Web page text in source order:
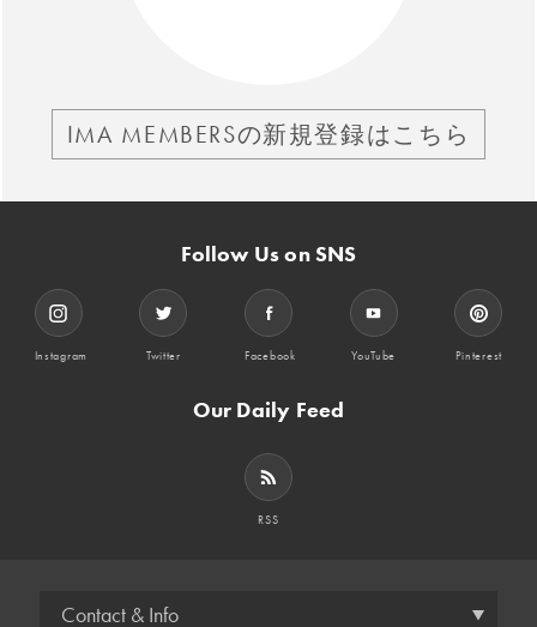
IMA MEMBERSの新規登録はこちら
Follow Us on SNS
Instagram Twitter Facebook YouTube Pinterest
Our Daily Feed
RSS
Contact & Info